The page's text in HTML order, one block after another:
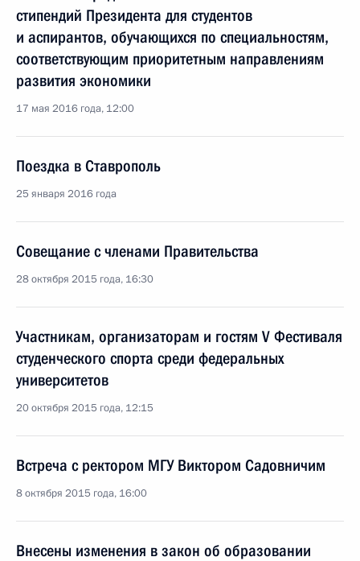
стипендий Президента для студентов
и аспирантов, обучающихся по специальностям,
соответствующим приоритетным направлениям
развития экономики
17 мая 2016 года, 12:00
Поездка в Ставрополь
25 января 2016 года
Совещание с членами Правительства
28 октября 2015 года, 16:30
Участникам, организаторам и гостям V Фестиваля
студенческого спорта среди федеральных
университетов
20 октября 2015 года, 12:15
Встреча с ректором МГУ Виктором Садовничим
8 октября 2015 года, 16:00
Внесены изменения в закон об образовании